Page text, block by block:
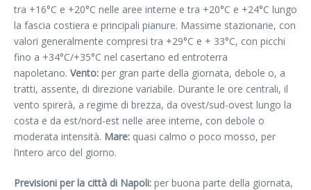
tra +16°C e +20°C nelle aree interne e tra +20°C e +24°C lungo
la fascia costiera e principali pianure. Massime stazionarie, con
valori generalmente compresi tra +29°C e + 33°C, con picchi
fino a +34°C/+35°C nel casertano ed entroterra
napoletano. Vento: per gran parte della giornata, debole o, a
tratti, assente, di direzione variabile. Durante le ore centrali, il
vento spirerà, a regime di brezza, da ovest/sud-ovest lungo la
costa e da est/nord-est nelle aree interne, con debole o
moderata intensità. Mare: quasi calmo o poco mosso, per
l’intero arco del giorno.
Previsioni per la città di Napoli: per buona parte della giornata,